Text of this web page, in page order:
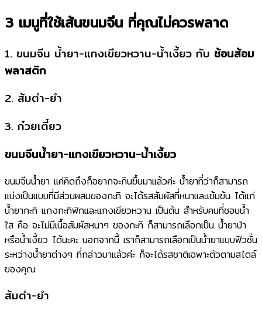
3 เมนูที่ใช้เส้นขนมจีน ที่คุณไม่ควรพลาด
1. ขนมจีน น้ำยา-แกงเขียวหวาน-น้ำเงี้ยว กับ ช้อนส้อม
พลาสติก
2. ส้มตำ-ยำ
3. ก๋วยเตี๋ยว
ขนมจีนน้ำยา-แกงเขียวหวาน-น้ำเงี้ยว
ขนมจีนน้ำยา แค่คิดถึงก็อยากจะกินขึ้นมาแล้วค่ะ น้ำยาที่ว่าก็สามารถ
แบ่งเป็นแบบที่มีส่วนผสมของกะทิ จะได้รสสัมผัสที่หนาและเข้มข้น ได้แก่
น้ำยากะทิ แกงกะทิฟักและแกงเขียวหวาน เป็นต้น สำหรับคนที่ชอบน้ำ
ใส คือ จะไม่มีเนื้อสัมผัสหนาๆ ของกะทิ ก็สามารถเลือกเป็น น้ำยาป่า
หรือน้ำเงี้ยว ได้นะคะ นอกจากนี้ เราก็สามารถเลือกเป็นน้ำยาแบบฟิวชั่น
ระหว่างน้ำยาต่างๆ ที่กล่าวมาแล้วค่ะ ก็จะได้รสชาติเฉพาะตัวตามสไตล์
ของคุณ
ส้มตำ-ยำ